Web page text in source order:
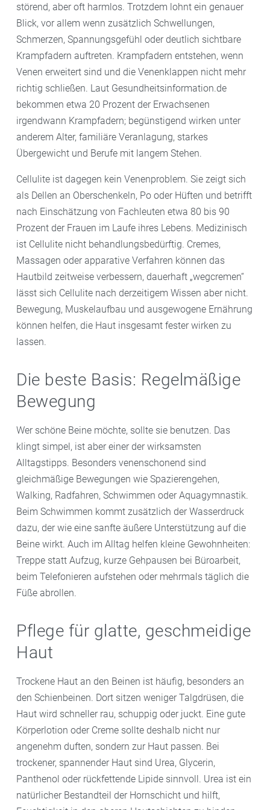
störend, aber oft harmlos. Trotzdem lohnt ein genauer
Blick, vor allem wenn zusätzlich Schwellungen,
Schmerzen, Spannungsgefühl oder deutlich sichtbare
Krampfadern auftreten. Krampfadern entstehen, wenn
Venen erweitert sind und die Venenklappen nicht mehr
richtig schließen. Laut Gesundheitsinformation.de
bekommen etwa 20 Prozent der Erwachsenen
irgendwann Krampfadern; begünstigend wirken unter
anderem Alter, familiäre Veranlagung, starkes
Übergewicht und Berufe mit langem Stehen.
Cellulite ist dagegen kein Venenproblem. Sie zeigt sich
als Dellen an Oberschenkeln, Po oder Hüften und betrifft
nach Einschätzung von Fachleuten etwa 80 bis 90
Prozent der Frauen im Laufe ihres Lebens. Medizinisch
ist Cellulite nicht behandlungsbedürftig. Cremes,
Massagen oder apparative Verfahren können das
Hautbild zeitweise verbessern, dauerhaft „wegcremen“
lässt sich Cellulite nach derzeitigem Wissen aber nicht.
Bewegung, Muskelaufbau und ausgewogene Ernährung
können helfen, die Haut insgesamt fester wirken zu
lassen.
Die beste Basis: Regelmäßige
Bewegung
Wer schöne Beine möchte, sollte sie benutzen. Das
klingt simpel, ist aber einer der wirksamsten
Alltagstipps. Besonders venenschonend sind
gleichmäßige Bewegungen wie Spazierengehen,
Walking, Radfahren, Schwimmen oder Aquagymnastik.
Beim Schwimmen kommt zusätzlich der Wasserdruck
dazu, der wie eine sanfte äußere Unterstützung auf die
Beine wirkt. Auch im Alltag helfen kleine Gewohnheiten:
Treppe statt Aufzug, kurze Gehpausen bei Büroarbeit,
beim Telefonieren aufstehen oder mehrmals täglich die
Füße abrollen.
Pflege für glatte, geschmeidige
Haut
Trockene Haut an den Beinen ist häufig, besonders an
den Schienbeinen. Dort sitzen weniger Talgdrüsen, die
Haut wird schneller rau, schuppig oder juckt. Eine gute
Körperlotion oder Creme sollte deshalb nicht nur
angenehm duften, sondern zur Haut passen. Bei
trockener, spannender Haut sind Urea, Glycerin,
Panthenol oder rückfettende Lipide sinnvoll. Urea ist ein
natürlicher Bestandteil der Hornschicht und hilft,